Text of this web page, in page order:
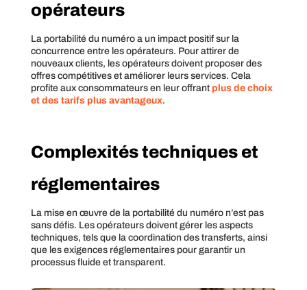
opérateurs
La portabilité du numéro a un impact positif sur la
concurrence entre les opérateurs. Pour attirer de
nouveaux clients, les opérateurs doivent proposer des
offres compétitives et améliorer leurs services. Cela
profite aux consommateurs en leur offrant plus de choix
et des tarifs plus avantageux.
Complexités techniques et
réglementaires
La mise en œuvre de la portabilité du numéro n’est pas
sans défis. Les opérateurs doivent gérer les aspects
techniques, tels que la coordination des transferts, ainsi
que les exigences réglementaires pour garantir un
processus fluide et transparent.